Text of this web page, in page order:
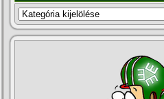
KATEGÓRIÁK